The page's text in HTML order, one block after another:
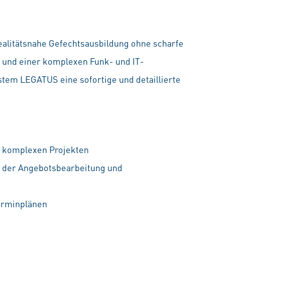
Gefechtsausbildung ohne scharfe
einer komplexen Funk- und IT-
LEGATUS eine sofortige und detaillierte
Projekten
Angebotsbearbeitung und